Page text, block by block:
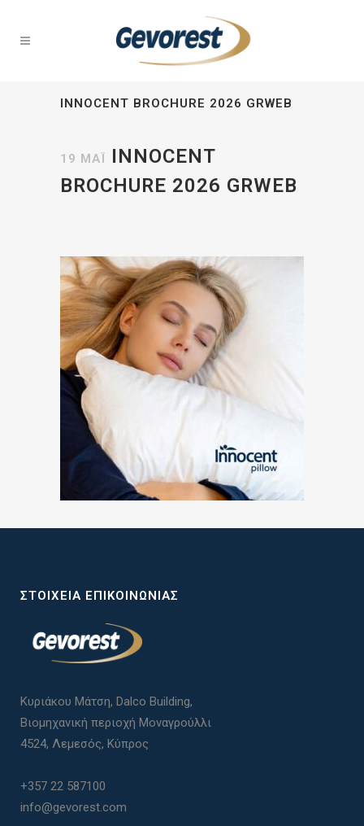
INNOCENT BROCHURE 2026 GRWEB
19 ΜΆΙ
INNOCENT
BROCHURE 2026 GRWEB
ΣΤΟΙΧΕΊΑ ΕΠΙΚΟΙΝΩΝΊΑΣ
Κυριάκου Μάτση, Dalco Building,
Βιομηχανική περιοχή Μοναγρούλλι
4524, Λεμεσός, Κύπρος
+357 22 587100
info@gevorest.com